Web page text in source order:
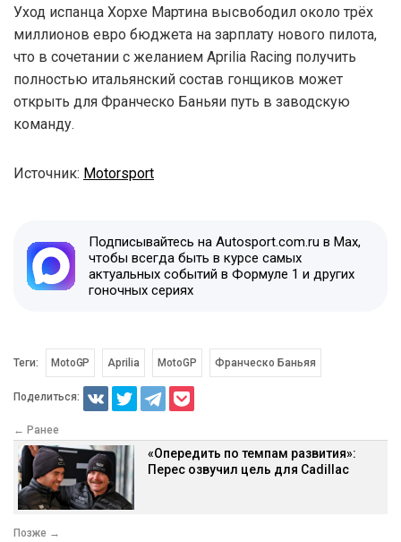
Уход испанца Хорхе Мартина высвободил около трёх
миллионов евро бюджета на зарплату нового пилота,
что в сочетании с желанием Aprilia Racing получить
полностью итальянский состав гонщиков может
открыть для Франческо Баньяи путь в заводскую
команду.
Источник: Motorsport
Подписывайтесь на Autosport.com.ru в Max,
чтобы всегда быть в курсе самых
актуальных событий в Формуле 1 и других
гоночных сериях
Теги: MotoGP Aprilia MotoGP Франческо Баньяя
Поделиться:
← Ранее
«Опередить по темпам развития»:
Перес озвучил цель для Cadillac
Позже →